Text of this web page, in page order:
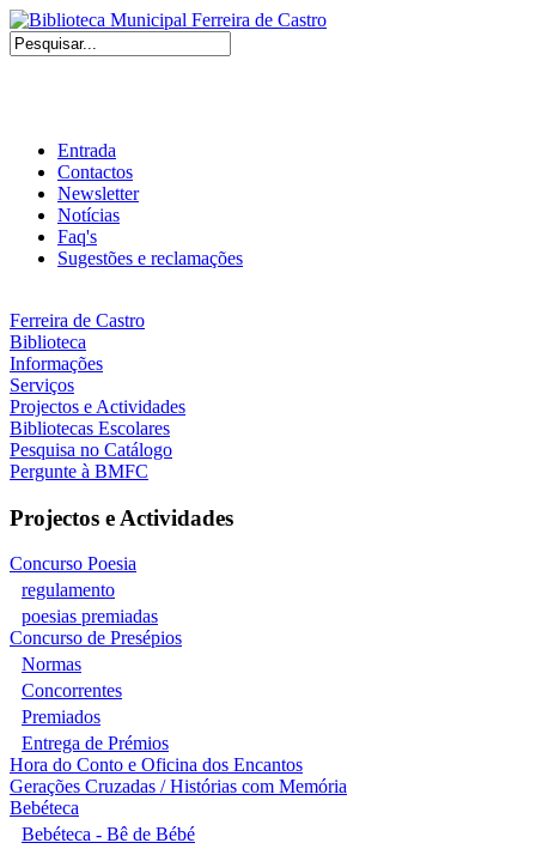
Entrada
Contactos
Newsletter
Notícias
Faq's
Sugestões e reclamações
Ferreira de Castro
Biblioteca
Informações
Serviços
Projectos e Actividades
Bibliotecas Escolares
Pesquisa no Catálogo
Pergunte à BMFC
Projectos e Actividades
Concurso Poesia
regulamento
poesias premiadas
Concurso de Presépios
Normas
Concorrentes
Premiados
Entrega de Prémios
Hora do Conto e Oficina dos Encantos
Gerações Cruzadas / Histórias com Memória
Bebéteca
Bebéteca - Bê de Bébé